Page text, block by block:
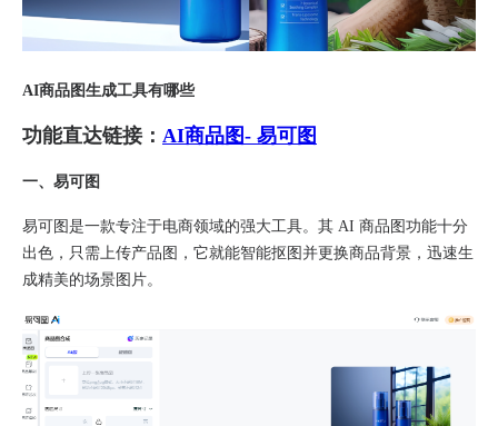
AI商品图生成工具有哪些
功能直达链接： AI商品图- 易可图
一、易可图
易可图是一款专注于电商领域的强大工具。其 AI 商品图功能十分
出色，只需上传产品图，它就能智能抠图并更换商品背景，迅速生
成精美的场景图片。